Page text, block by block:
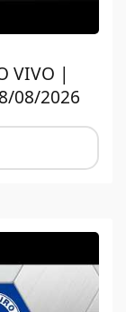
VIVO |
08/2026